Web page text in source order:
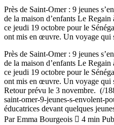
Près de Saint-Omer : 9 jeunes
de la maison d’enfants Le
ce jeudi 19 octobre pour le
ont mis en œuvre. Un voyage qui
Près de Saint-Omer : 9 jeunes
de la maison d’enfants Le
ce jeudi 19 octobre pour le
ont mis en œuvre. Un voyage qui
Retour prévu le 3 novembre. (/
saint-omer-9-jeunes-s-envolent-
éducatrices devant quelques
Par Emma Bourgeois  4 min